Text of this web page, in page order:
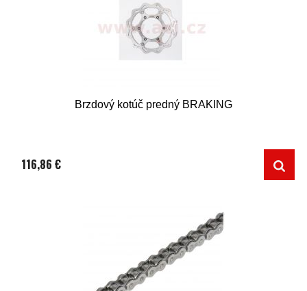
Brzdový kotúč predný BRAKING
116,86 €